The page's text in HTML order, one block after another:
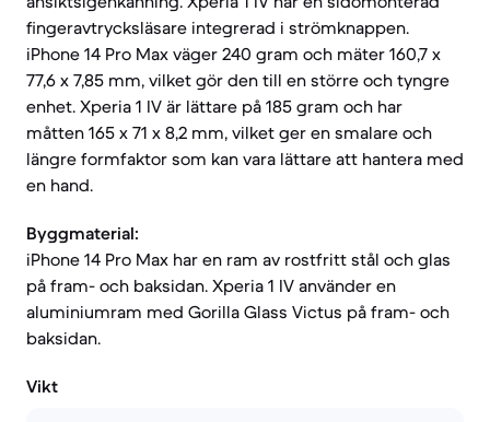
fingeravtrycksläsare integrerad i strömknappen.
iPhone 14 Pro Max väger 240 gram och mäter 160,7 x
77,6 x 7,85 mm, vilket gör den till en större och tyngre
enhet. Xperia 1 IV är lättare på 185 gram och har
måtten 165 x 71 x 8,2 mm, vilket ger en smalare och
längre formfaktor som kan vara lättare att hantera med
en hand.
Byggmaterial:
iPhone 14 Pro Max har en ram av rostfritt stål och glas
på fram- och baksidan. Xperia 1 IV använder en
aluminiumram med Gorilla Glass Victus på fram- och
baksidan.
Vikt